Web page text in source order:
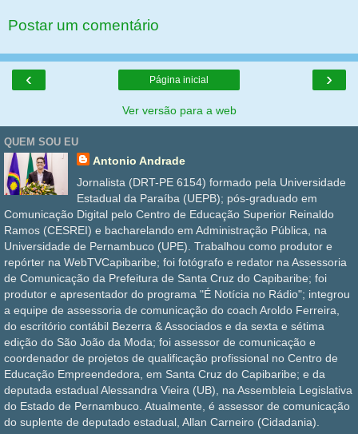
Postar um comentário
‹ ›
Página inicial
Ver versão para a web
QUEM SOU EU
Antonio Andrade
Jornalista (DRT-PE 6154) formado pela Universidade
Estadual da Paraíba (UEPB); pós-graduado em
Comunicação Digital pelo Centro de Educação Superior Reinaldo
Ramos (CESREI) e bacharelando em Administração Pública, na
Universidade de Pernambuco (UPE). Trabalhou como produtor e
repórter na WebTVCapibaribe; foi fotógrafo e redator na Assessoria
de Comunicação da Prefeitura de Santa Cruz do Capibaribe; foi
produtor e apresentador do programa "É Notícia no Rádio"; integrou
a equipe de assessoria de comunicação do coach Aroldo Ferreira,
do escritório contábil Bezerra & Associados e da sexta e sétima
edição do São João da Moda; foi assessor de comunicação e
coordenador de projetos de qualificação profissional no Centro de
Educação Empreendedora, em Santa Cruz do Capibaribe; e da
deputada estadual Alessandra Vieira (UB), na Assembleia Legislativa
do Estado de Pernambuco. Atualmente, é assessor de comunicação
do suplente de deputado estadual, Allan Carneiro (Cidadania).